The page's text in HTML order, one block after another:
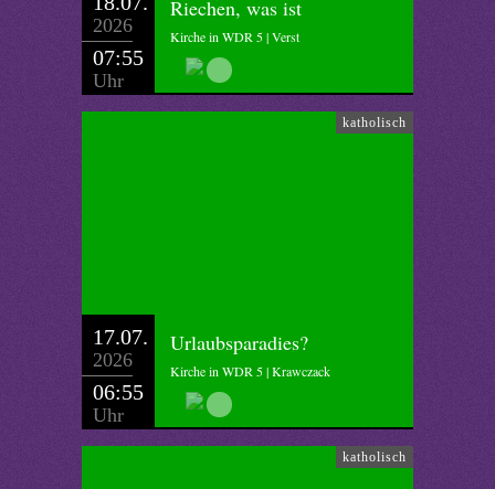
2026
07:55
Uhr
Riechen, was ist
Kirche in WDR 5 | Verst
katholisch
17.07.
2026
06:55
Uhr
Urlaubsparadies?
Kirche in WDR 5 | Krawczack
katholisch